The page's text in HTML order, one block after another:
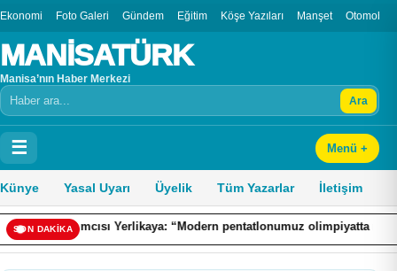
Ekonomi Foto Galeri Gündem Eğitim Köşe Yazıları Manşet Otomobil
MANİSATÜRK
Manisa’nın Haber Merkezi
Arama Ara
☰ Menü +
Künye Yasal Uyarı Üyelik Tüm Yazarlar İletişim
SON DAKİKA
Yerlikaya: “Modern pentatlonumuz olimpiyatta madalya alacak